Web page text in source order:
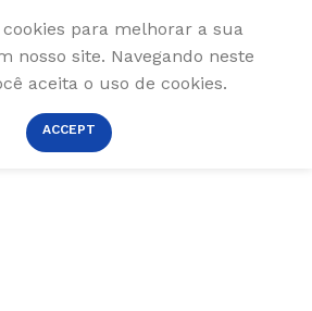
para melhorar a sua
nosso site. Navegando neste
aceita o uso de cookies.
ACCEPT